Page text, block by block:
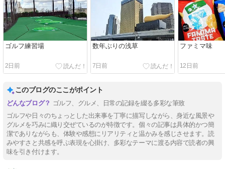
ゴルフ練習場
2日前
数年ぶりの浅草
7日前
ファミマ味
12日前
このブログのここがポイント
ゴルフ、グルメ、日常の記録を綴る多彩な筆致
ゴルフや日々のちょっとした出来事を丁寧に描写しながら、身近な風景や
グルメを巧みに織り交ぜているのが特徴です。個々の記事は具体的かつ簡
潔でありながらも、体験や感想にリアリティと温かみを感じさせます。読
みやすさと共感を呼ぶ表現を心掛け、多彩なテーマに渡る内容で読者の興
味を引き付けます。